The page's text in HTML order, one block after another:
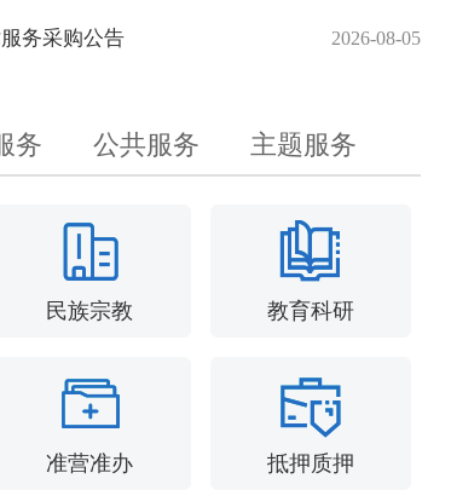
务采购公告 2026-08-05
务 公共服务 主题服务
民族宗教 教育科研
准营准办 抵押质押